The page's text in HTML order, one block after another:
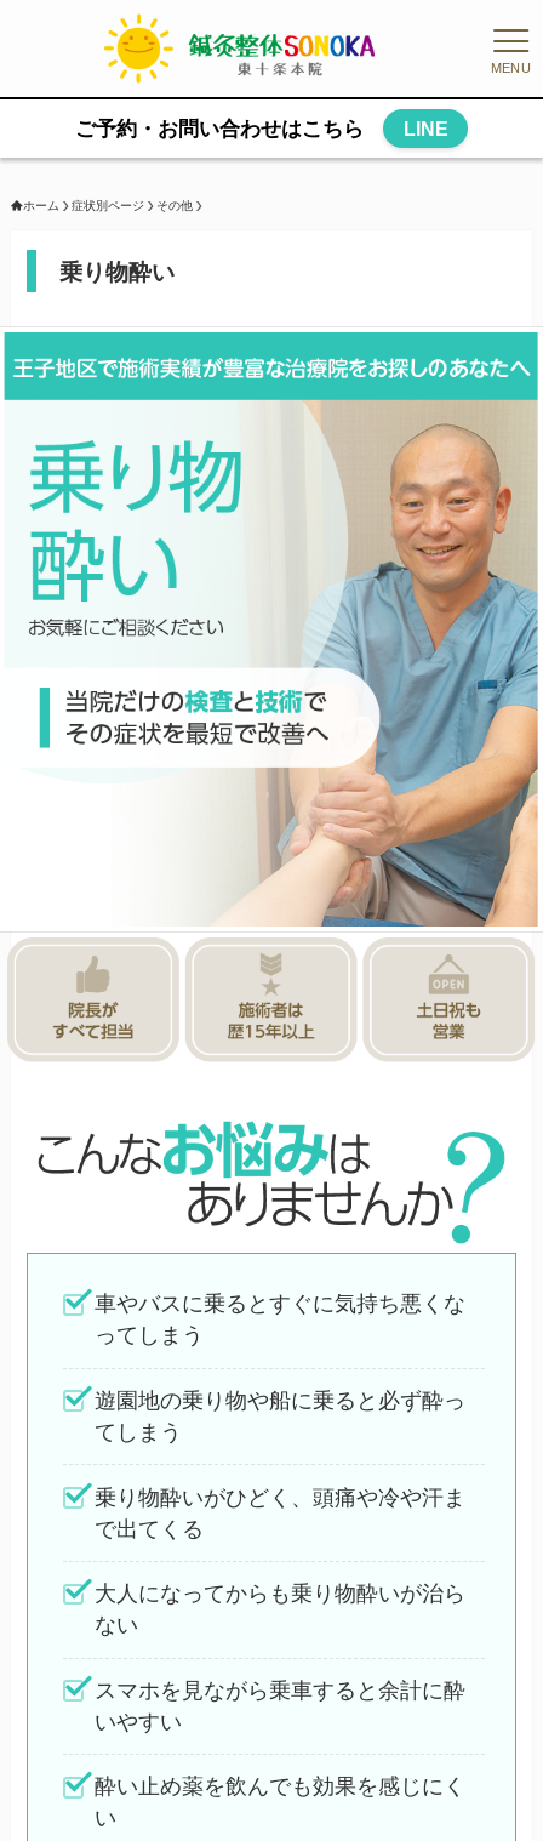
MENU
ご予約・お問い合わせはこちら LINE
ホーム 症状別ページ その他
乗り物酔い
車やバスに乗るとすぐに気持ち悪くな
ってしまう
遊園地の乗り物や船に乗ると必ず酔っ
てしまう
乗り物酔いがひどく、頭痛や冷や汗ま
で出てくる
大人になってからも乗り物酔いが治ら
ない
スマホを見ながら乗車すると余計に酔
いやすい
酔い止め薬を飲んでも効果を感じにく
い